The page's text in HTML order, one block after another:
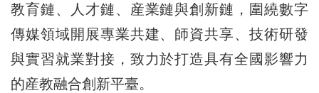
教育鏈、人才鏈、産業鏈與創新鏈，圍繞數字
傳媒領域開展專業共建、師資共享、技術研發
與實習就業對接，致力於打造具有全國影響力
的産教融合創新平臺。